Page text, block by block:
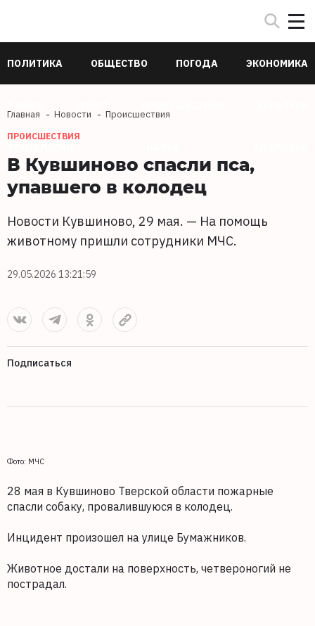
ПОЛИТИКА ОБЩЕСТВО ПОГОДА ЭКОНОМИКА
Главная Новости Происшествия
ПРОИСШЕСТВИЯ
В Кувшиново спасли пса,
упавшего в колодец
Новости Кувшиново, 29 мая. — На помощь
животному пришли сотрудники МЧС.
29.05.2026 13:21:59
Подписаться
Фото: МЧС
28 мая в Кувшиново Тверской области пожарные
спасли собаку, провалившуюся в колодец.
Инцидент произошел на улице Бумажников.
Животное достали на поверхность, четвероногий не
пострадал.